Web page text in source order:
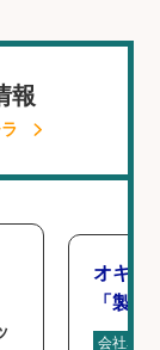
報
オキア
「製
会社名